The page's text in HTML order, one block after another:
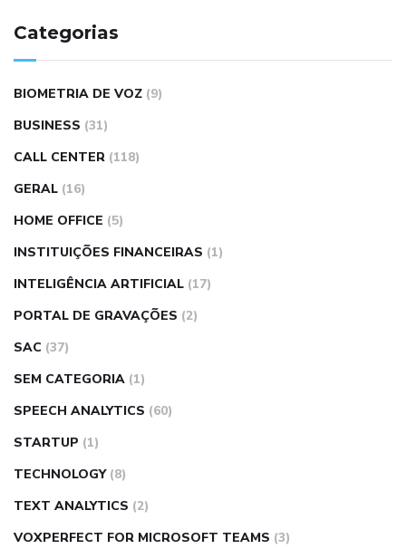
Categorias
BIOMETRIA DE VOZ (9)
BUSINESS (31)
CALL CENTER (118)
GERAL (16)
HOME OFFICE (5)
INSTITUIÇÕES FINANCEIRAS (1)
INTELIGÊNCIA ARTIFICIAL (17)
PORTAL DE GRAVAÇÕES (2)
SAC (37)
SEM CATEGORIA (1)
SPEECH ANALYTICS (60)
STARTUP (1)
TECHNOLOGY (8)
TEXT ANALYTICS (2)
VOXPERFECT FOR MICROSOFT TEAMS (3)